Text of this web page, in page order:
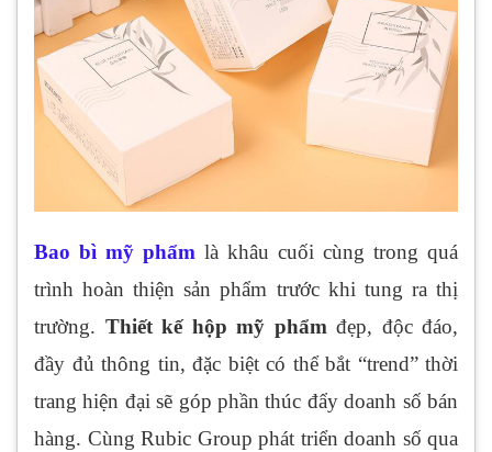
Bao bì mỹ phẩm là khâu cuối cùng trong quá
trình hoàn thiện sản phẩm trước khi tung ra thị
trường. Thiết kế hộp mỹ phẩm đẹp, độc đáo,
đầy đủ thông tin, đặc biệt có thể bắt “trend” thời
trang hiện đại sẽ góp phần thúc đẩy doanh số bán
hàng. Cùng Rubic Group phát triển doanh số qua